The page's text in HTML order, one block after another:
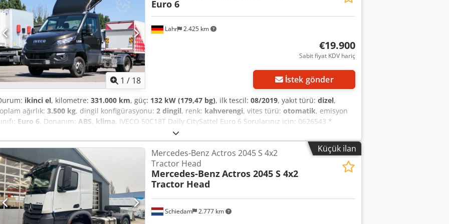
EUR + %19 KDV İlave sorularınız için aşağıdaki numaralardan bize ulaşabilirsiniz: * Konuşulan
Almanca, İngilizce, Fransızca, Lehçe ve ????? Yazım hataları, yanlışlıklar ve ara satış hakkı saklıdır.
1 / 18
Lahr 2.425 km
Euro 6
€19.900
Sabit fiyat KDV hariç
İstek gönder
ikinci el, kilometre: 331.000 km, güç: 132 kW (179,47 bg), ilk tescil: 08/2019, yakıt türü: dizel,
ağırlık: 3.500 kg, dingil konfigürasyonu: 2 dingil, renk: kahverengi, vites türü: otomatik, emisyon
Euro 6, Donanım: ABS, klima, IVECO 50C18T Daily CitySattel Euro 6 Sorularınız için: 0626543 *
Durum: çok iyi * Motor: 132 kW * Ağırlık: 2.375 kg * Euro normu: Euro 6 * ABS * EBS * Diferansiyel kilidi *
yolcu için elektrikli camlar Crjdpfxjzftp Te Abyjf * Elektrikli ısıtmalı ve ayarlanabilir aynalar *
klima * Yol bilgisayarı * Çok fonksiyonlu direksiyon * Radyo (Bluetooth) * Şeffaf güneşlik * Sis
* Tam spoiler Lastikler: Ön aks: 195 / 75 R 16 %35 Arka aks: 195 / 75 R 16 havalı süspansiyon / %30 -
Fiyat: 19.900,- EUR + %19 KDV Daha fazla bilgi için aşağıdaki numaralardan bize ulaşabilirsiniz: * Biz şu
konuşuyoruz: Almanca, İngilizce, Fransızca, Lehçe ve ????? Yazım hataları, yanlışlıklar ve ara satış
saklıdır.
Küçük ilan
Schiedam 2.777 km
Mercedes-Benz Actros 2045 S 4x2
Tractor Head
Mercedes-BenzActros 2045 S 4x2
Tractor Head